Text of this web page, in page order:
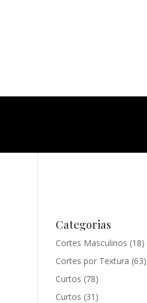
Categorias
Cortes Masculinos (18)
Cortes por Textura (63)
Curtos (78)
Curtos (31)